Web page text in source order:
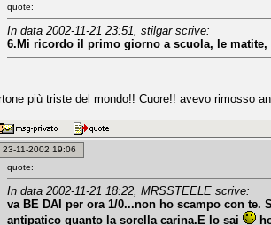
quote:
In data 2002-11-21 23:51, stilgar scrive:
6.Mi ricordo il primo giorno a scuola, le
più triste del mondo!! Cuore!! avevo rimosso
23-11-2002 19:06
quote:
In data 2002-11-21 18:22, MRSSTEELE scrive:
va BE DAI per ora 1/0...non ho scampo con
antipatico quanto la sorella carina.E lo sai